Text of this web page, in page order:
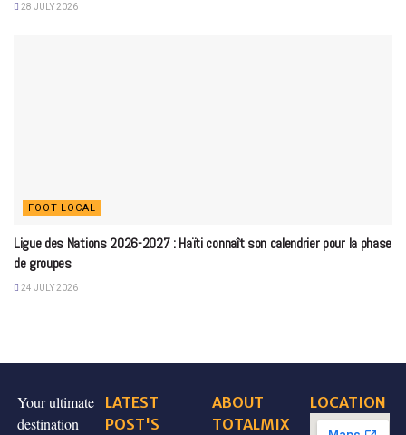
28 JULY 2026
FOOT-LOCAL
Ligue des Nations 2026-2027 : Haïti connaît son calendrier pour la phase
de groupes
24 JULY 2026
Your ultimate
destination
LATEST
POST'S
ABOUT
TOTALMIX
LOCATION